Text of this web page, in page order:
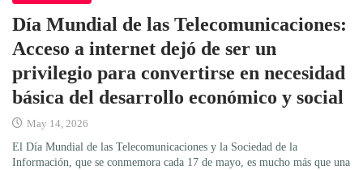
Día Mundial de las Telecomunicaciones:
Acceso a internet dejó de ser un
privilegio para convertirse en necesidad
básica del desarrollo económico y social
May 14, 2026
El Día Mundial de las Telecomunicaciones y la Sociedad de la
Información, que se conmemora cada 17 de mayo, es mucho más que una